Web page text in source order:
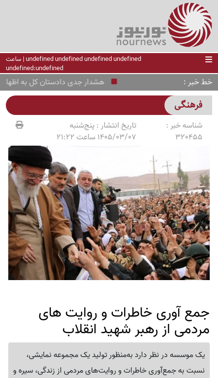
undefined undefined undefined undefined | ساعت
undefined:undefined
خط خبر هشدار جدی دادستان کل به
فرهنگی
شناسه خبر :
320455
تاریخ انتشار :پنج‌شنبه
1405/03/07 ساعت 21:22
جمع آوری خاطرات و روایت های
مردمی از رهبر شهید انقلاب
یک موسسه در نظر دارد به‌منظور تولید یک مجموعه نمایشی،
نسبت به جمع‌آوری خاطرات و روایت‌های مردمی از زندگی، سیره و